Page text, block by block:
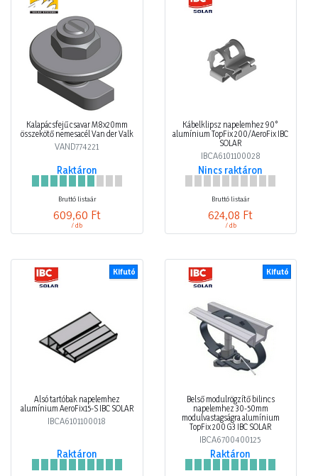
Kalapácsfejű csavar M8x20mm
összekötő nemesacél Van der Valk
VAND774221
Raktáron
Bruttó listaár
609,60 Ft
/ db
Kábelklipsz napelemhez 90°
alumínium TopFix 200/AeroFix IBC
SOLAR
IBCA6101100028
Nincs raktáron
Bruttó listaár
624,08 Ft
/ db
Kifutó
Alsó tartóbak napelemhez
alumínium AeroFix15-S IBC SOLAR
IBCA6101100018
Raktáron
Kifutó
Belső modulrögzítő bilincs
napelemhez 30-50mm
modulvastagságra alumínium
TopFix 200 G3 IBC SOLAR
IBCA6700400125
Raktáron